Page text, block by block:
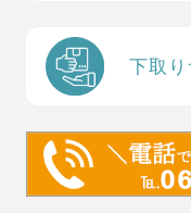
下取り